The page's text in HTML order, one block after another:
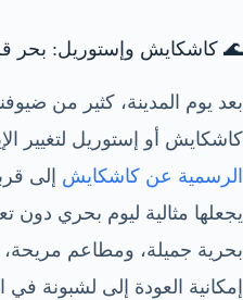
🌊 كاشكايش وإستوريل: بحر
بعد يوم المدينة، كثير من
كاشكايش أو إستوريل لتغيير
الرسمية عن كاشكايش إلى
يجعلها مثالية ليوم بحري
بحرية جميلة، ومطاعم
إمكانية العودة إلى لشبونة